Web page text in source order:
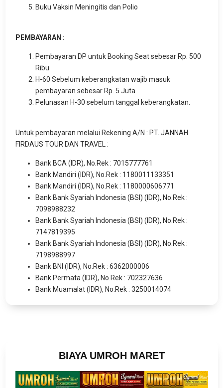
Buku Vaksin Meningitis dan Polio
PEMBAYARAN :
Pembayaran DP untuk Booking Seat sebesar Rp. 500
Ribu
H-60 Sebelum keberangkatan wajib masuk
pembayaran sebesar Rp. 5 Juta
Pelunasan H-30 sebelum tanggal keberangkatan.
Untuk pembayaran melalui Rekening A/N : PT. JANNAH
FIRDAUS TOUR DAN TRAVEL :
Bank BCA (IDR), No.Rek : 7015777761
Bank Mandiri (IDR), No.Rek : 1180011133351
Bank Mandiri (IDR), No.Rek : 1180000606771
Bank Bank Syariah Indonesia (BSI) (IDR), No.Rek :
7098988232
Bank Bank Syariah Indonesia (BSI) (IDR), No.Rek :
7147819395
Bank Bank Syariah Indonesia (BSI) (IDR), No.Rek :
7198988997
Bank BNI (IDR), No.Rek : 6362000006
Bank Permata (IDR), No.Rek : 702327636
Bank Muamalat (IDR), No.Rek : 3250014074
BIAYA UMROH MARET